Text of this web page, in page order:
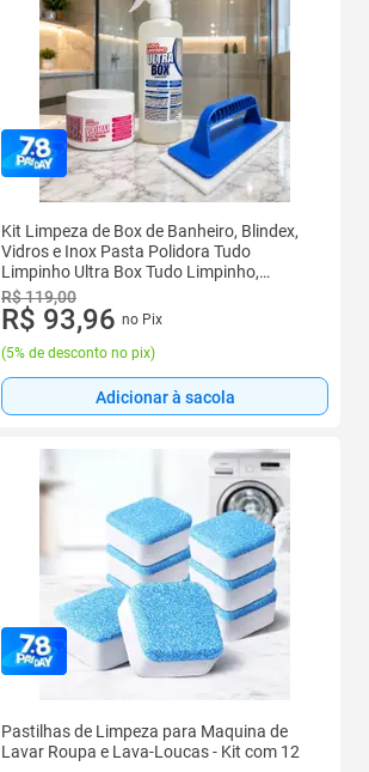
Kit Limpeza de Box de Banheiro, Blindex,
Vidros e Inox Pasta Polidora Tudo
Limpinho Ultra Box Tudo Limpinho,
Suporte LT 22cm, Fibra Branca
R$ 119,00
R$ 93,96 no Pix
(5% de desconto no pix)
Adicionar à sacola
Pastilhas de Limpeza para Maquina de
Lavar Roupa e Lava-Loucas - Kit com 12